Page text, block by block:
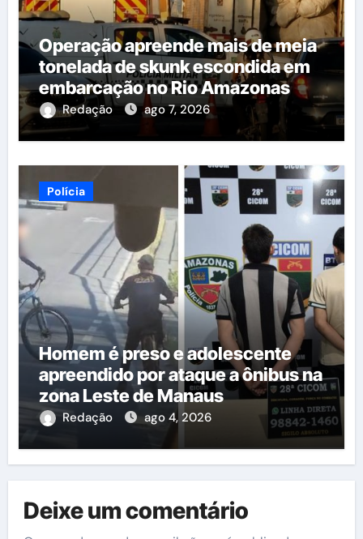
Operação apreende mais de meia
tonelada de skunk escondida em
embarcação no Rio Amazonas
Redação ago 7, 2026
Polícia
Homem é preso e adolescente
apreendido por ataque a ônibus na
zona Leste de Manaus
Redação ago 4, 2026
Deixe um comentário